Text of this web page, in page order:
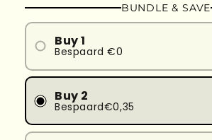
listino
BUNDLE & SAVE
Buy 1
Bespaard €0
Buy 2
Bespaard€0,35